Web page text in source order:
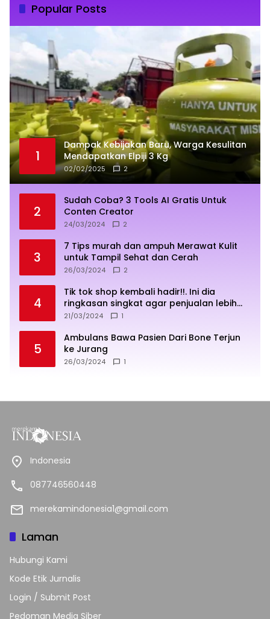
Popular Posts
1
Dampak Kebijakan Baru, Warga Kesulitan
Mendapatkan Elpiji 3 Kg
02/02/2025 2
2
Sudah Coba? 3 Tools AI Gratis Untuk
Conten Creator
24/03/2024 2
3
7 Tips murah dan ampuh Merawat Kulit
untuk Tampil Sehat dan Cerah
26/03/2024 2
4
Tik tok shop kembali hadir!!. Ini dia
ringkasan singkat agar penjualan lebih
sukses
21/03/2024 1
5
Ambulans Bawa Pasien Dari Bone Terjun
ke Jurang
26/03/2024 1
Indonesia
087746560448
merekamindonesia1@gmail.com
Laman
Hubungi Kami
Kode Etik Jurnalis
Login / Submit Post
Pedoman Media Siber